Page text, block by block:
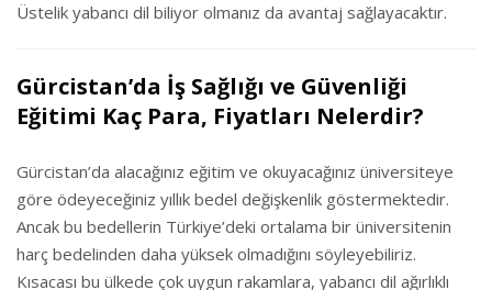
Üstelik yabancı dil biliyor olmanız da avantaj sağlayacaktır.
Gürcistan’da İş Sağlığı ve Güvenliği
Eğitimi Kaç Para, Fiyatları Nelerdir?
Gürcistan’da alacağınız eğitim ve okuyacağınız üniversiteye
göre ödeyeceğiniz yıllık bedel değişkenlik göstermektedir.
Ancak bu bedellerin Türkiye’deki ortalama bir üniversitenin
harç bedelinden daha yüksek olmadığını söyleyebiliriz.
Kısacası bu ülkede çok uygun rakamlara, yabancı dil ağırlıklı